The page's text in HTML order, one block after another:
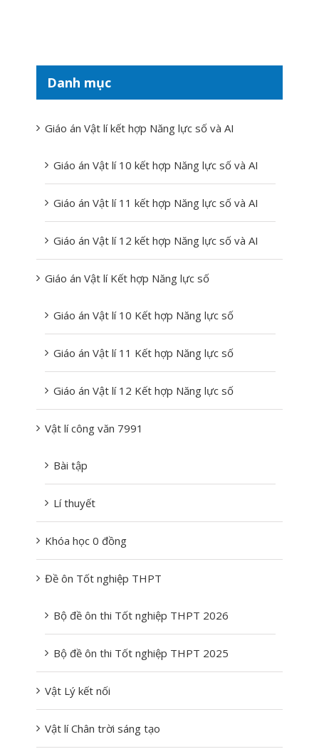
Danh mục
Giáo án Vật lí kết hợp Năng lực số và AI
Giáo án Vật lí 10 kết hợp Năng lực số và AI
Giáo án Vật lí 11 kết hợp Năng lực số và AI
Giáo án Vật lí 12 kết hợp Năng lực số và AI
Giáo án Vật lí Kết hợp Năng lực số
Giáo án Vật lí 10 Kết hợp Năng lực số
Giáo án Vật lí 11 Kết hợp Năng lực số
Giáo án Vật lí 12 Kết hợp Năng lực số
Vật lí công văn 7991
Bài tập
Lí thuyết
Khóa học 0 đồng
Đề ôn Tốt nghiệp THPT
Bộ đề ôn thi Tốt nghiệp THPT 2026
Bộ đề ôn thi Tốt nghiệp THPT 2025
Vật Lý kết nối
Vật lí Chân trời sáng tạo